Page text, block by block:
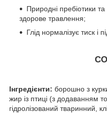
Природні пребіотики
здорове травлення;
Глід нормалізує тиск і
Інгредієнти: борошно з
жир із птиці (з додаванням
гідролізований тваринний,